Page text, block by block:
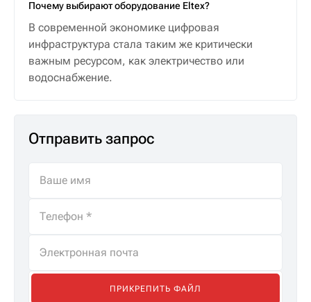
Почему выбирают оборудование Eltex?
В современной экономике цифровая
инфраструктура стала таким же критически
важным ресурсом, как электричество или
водоснабжение.
Отправить запрос
ПРИКРЕПИТЬ ФАЙЛ